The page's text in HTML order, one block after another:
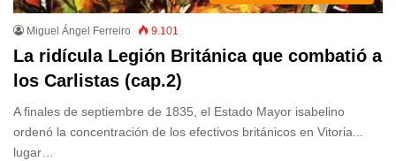
Miguel Ángel Ferreiro 9.101
La ridícula Legión Británica que combatió a
los Carlistas (cap.2)
A finales de septiembre de 1835, el Estado Mayor isabelino
ordenó la concentración de los efectivos británicos en Vitoria...
lugar…